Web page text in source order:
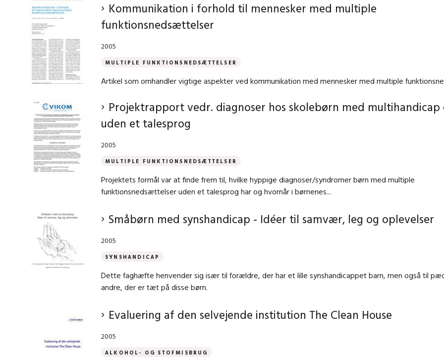
Kommunikation i forhold til mennesker med multiple
­funktionsnedsættelser
2005
MULTIPLE FUNKTIONSNEDSÆTTELSER
Artikel som omhandler vigtige aspekter ved kommunikation med mennesker med multiple
Projektrapport vedr. diagnoser hos skolebørn med multihandicap
uden et talesprog
2005
MULTIPLE FUNKTIONSNEDSÆTTELSER
Projektets formål var at finde frem til, hvilke hyppige diagnoser/syndromer børn med multiple
funktionsnedsættelser uden et talesprog har og hvornår i børnenes...
Småbørn med synshandicap - Idéer til samvær, leg og oplevelser
2005
SYNSHANDICAP
Dette faghæfte henvender sig især til forældre, der har et lille synshandicappet barn, men også til
andre, der er tæt på disse børn.
Evaluering af den selvejende institution The Clean House
2005
ALKOHOL- OG STOFMISBRUG